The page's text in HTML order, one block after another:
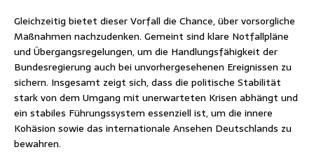
Gleichzeitig bietet dieser Vorfall die Chance, über vorsorgliche
Maßnahmen nachzudenken. Gemeint sind klare Notfallpläne
und Übergangsregelungen, um die Handlungsfähigkeit der
Bundesregierung auch bei unvorhergesehenen Ereignissen zu
sichern. Insgesamt zeigt sich, dass die politische Stabilität
stark von dem Umgang mit unerwarteten Krisen abhängt und
ein stabiles Führungssystem essenziell ist, um die innere
Kohäsion sowie das internationale Ansehen Deutschlands zu
bewahren.